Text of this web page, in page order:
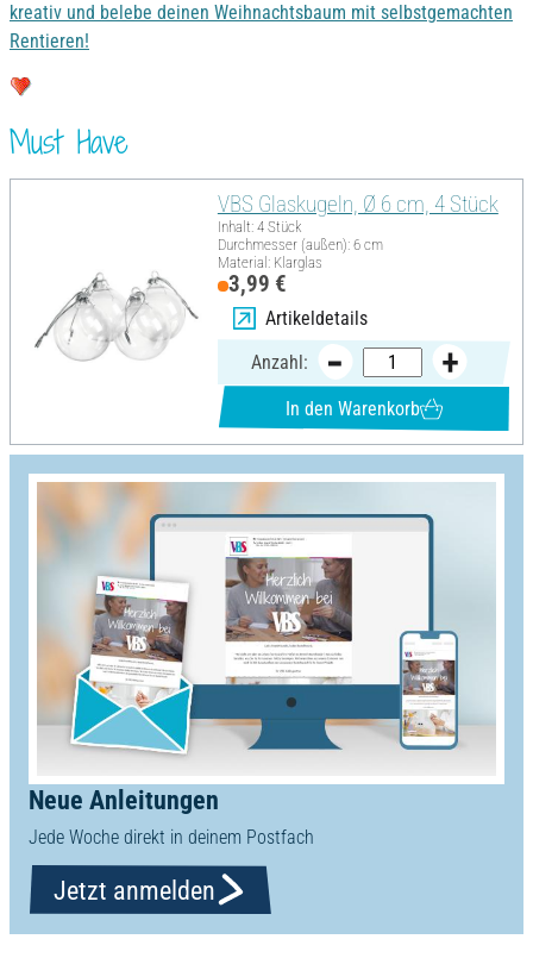
kreativ und belebe deinen Weihnachtsbaum mit selbstgemachten
Rentieren!
Must Have
VBS Glaskugeln, Ø 6 cm, 4 Stück
Inhalt: 4 Stück
Durchmesser (außen): 6 cm
Material: Klarglas
3,99 €
Artikeldetails
Anzahl:
In den Warenkorb
Neue Anleitungen
Jede Woche direkt in deinem Postfach
Jetzt anmelden